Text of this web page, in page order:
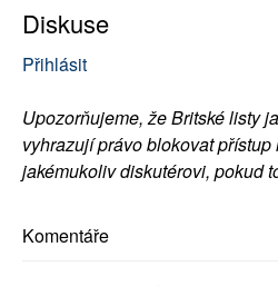
Diskuse
Přihlásit
Upozorňujeme, že Britské listy
vyhrazují právo blokovat
jakémukoliv diskutérovi, pokud
Komentáře